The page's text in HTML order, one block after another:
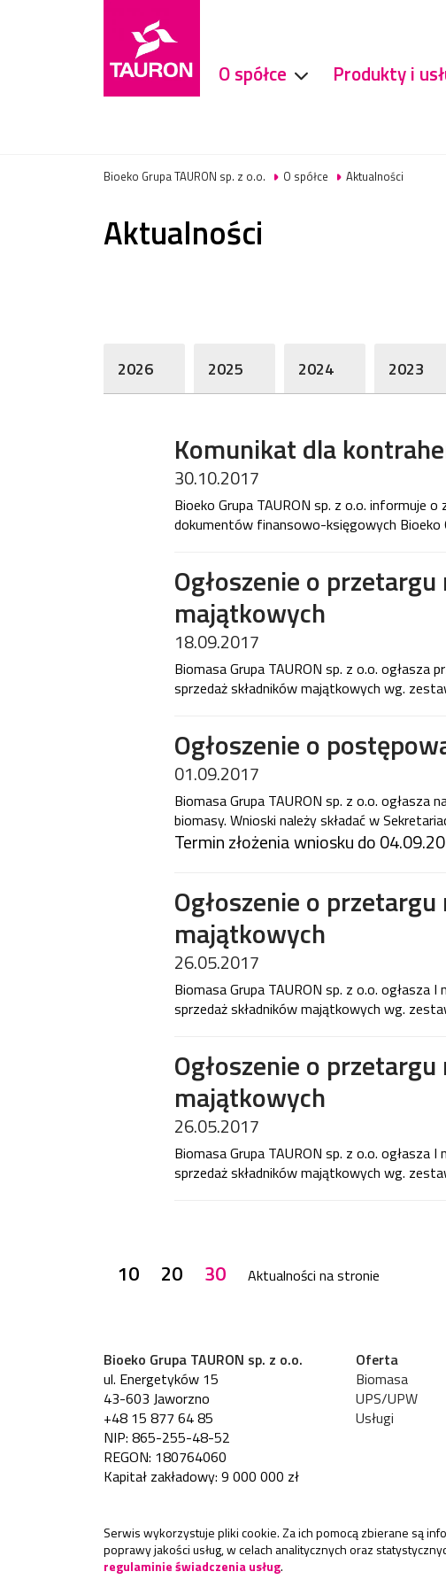
O spółce Produkty i
​Bioeko Grupa TAURON sp. z o.o. O spółce Aktualności
Aktualności
2026 2025 2024 2023
Komunikat dla
30.10.2017
Bioeko Grupa TAURON sp. z o.o. informuje
dokumentów finansowo-księgowych Bioeko
Ogłoszenie o
majątkowych
18.09.2017
Biomasa Grupa TAURON sp. z o.o.
sprzedaż składników majątkowych wg.
Ogłoszenie o
01.09.2017
Biomasa Grupa TAURON sp. z o.o.
biomasy. Wnioski należy składać w
Termin złożenia wniosku do
Ogłoszenie o
majątkowych
26.05.2017
Biomasa Grupa TAURON sp. z o.o.
sprzedaż składników majątkowych wg.
Ogłoszenie o
majątkowych
26.05.2017
Biomasa Grupa TAURON sp. z o.o.
sprzedaż składników majątkowych wg.
10 20 30 Aktualności na stronie
Bioeko Grupa TAURON sp. z o.o.
ul. Energetyków 15
43-603 Jaworzno
+48 15 877 64 85
NIP: 865-255-48-52
REGON: 180764060
Kapitał zakładowy: 9 000 000 zł
Oferta
Biomasa
UPS/UPW
Usługi
Serwis wykorzystuje pliki cookie. Za ich pomocą zbierane są
poprawy jakości usług, w celach analitycznych oraz
regulaminie świadczenia usług.